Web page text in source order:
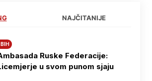
NAJČITANIJE
Ruske Federacije:
u svom punom sjaju